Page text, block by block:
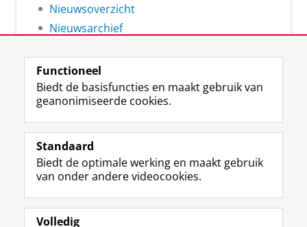
Nieuwsoverzicht
Nieuwsarchief
Volg de RUG
F
a
e
b
o
L
i
k
e
I
R
S
-
f
e
I
n
t
r
Y
o
T
e
Studiekiezers
Alumni
Functioneel
Biedt de basisfuncties en maakt gebruik van
geanonimiseerde cookies.
Standaard
Biedt de optimale werking en maakt gebruik
van onder andere videocookies.
Volledig